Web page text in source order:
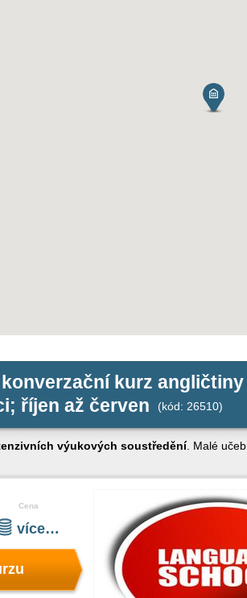
kurz
říjen až červen
(kód: 26510)
výukových soustředění. Malé
Cena
více…